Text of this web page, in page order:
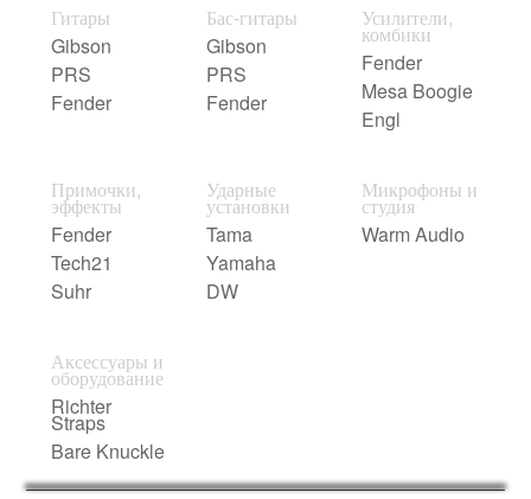
Гитары
Gibson
PRS
Fender
Бас-гитары
Gibson
PRS
Fender
Усилители,
комбики
Fender
Mesa Boogie
Engl
Примочки,
эффекты
Fender
Tech21
Suhr
Ударные
установки
Tama
Yamaha
DW
Микрофоны и
студия
Warm Audio
Аксессуары и
оборудование
Richter
Straps
Bare Knuckle